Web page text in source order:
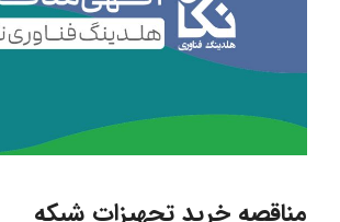
مناقصه خرید تجهیزات شبکه